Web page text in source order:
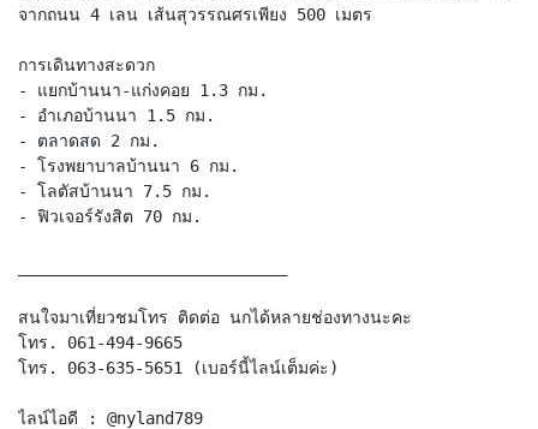
จากถนน 4 เลน เส้นสุวรรณศรเพียง 500 เมตร
การเดินทางสะดวก
- แยกบ้านนา-แก่งคอย 1.3 กม.
- อำเภอบ้านนา 1.5 กม.
- ตลาดสด 2 กม.
- โรงพยาบาลบ้านนา 6 กม.
- โลตัสบ้านนา 7.5 กม.
- ฟิวเจอร์รังสิต 70 กม.
สนใจมาเที่ยวชมโทร ติดต่อ นกได้หลายช่องทางนะคะ
โทร. 061-494-9665
โทร. 063-635-5651 (เบอร์นี้ไลน์เต็มค่ะ)
ไลน์ไอดี : @nyland789